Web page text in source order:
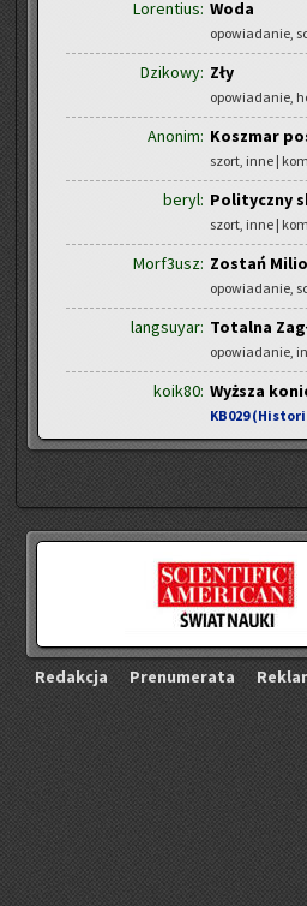
Lorentius: Woda
opowiadanie,
Dzikowy: Zły
opowiadanie,
Anonim: Koszmar
szort, inne |
beryl: Polityczny
szort, inne |
Morf3usz: Zostań
opowiadanie,
langsuyar: Totalna
opowiadanie,
koik80: Wyższa
KB029
Re­dak­cja Pre­nu­me­ra­ta